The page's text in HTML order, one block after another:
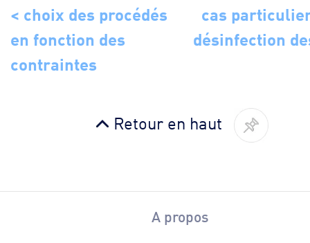
< choix des procédés
en fonction des
contraintes
cas
désinfection
Retour en haut
A propos